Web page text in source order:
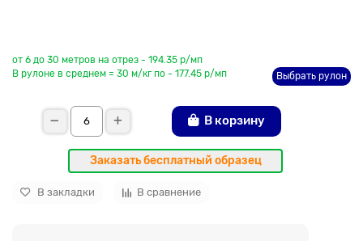
от 6 до 30 метров на отрез - 194.35 р/мп
В рулоне в среднем = 30 м/кг по - 177.45 р/мп
Выбрать рулон
В корзину
Заказать бесплатный образец
В закладки В сравнение